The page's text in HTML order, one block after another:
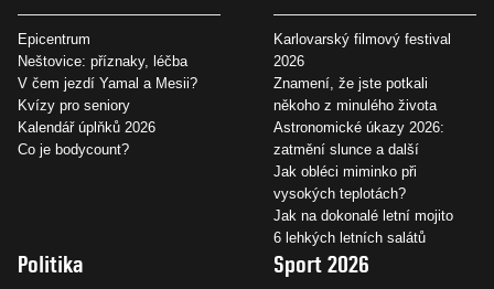
Epicentrum
Neštovice: příznaky, léčba
V čem jezdí Yamal a Mesii?
Kvízy pro seniory
Kalendář úplňků 2026
Co je bodycount?
Karlovarský filmový festival
2026
Znamení, že jste potkali
někoho z minulého života
Astronomické úkazy 2026:
zatmění slunce a další
Jak obléci miminko při
vysokých teplotách?
Jak na dokonalé letní mojito
6 lehkých letních salátů
Politika Sport 2026